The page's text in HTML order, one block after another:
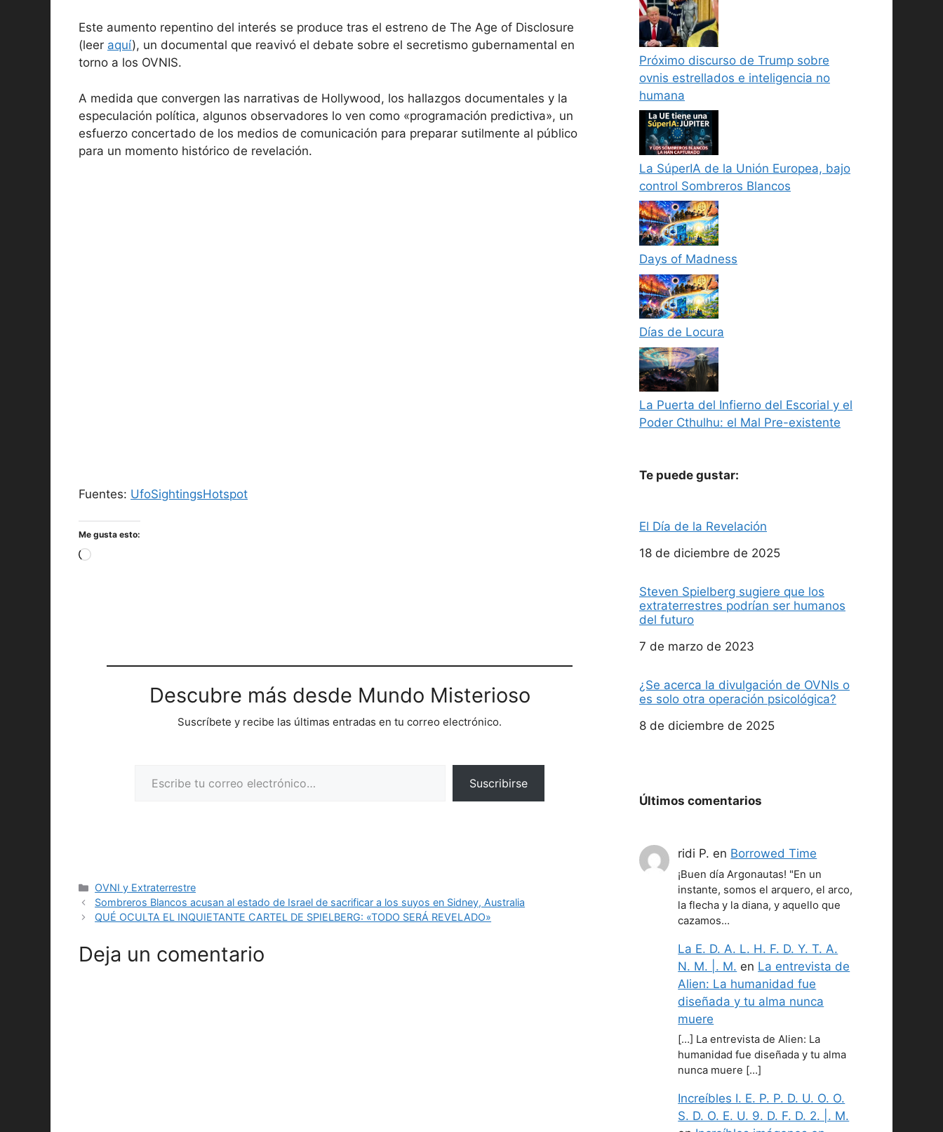
Este aumento repentino del interés se produce tras el estreno de The Age of Disclosure
(leer aquí), un documental que reavivó el debate sobre el secretismo gubernamental en
torno a los OVNIS.
A medida que convergen las narrativas de Hollywood, los hallazgos documentales y la
especulación política, algunos observadores lo ven como «programación predictiva», un
esfuerzo concertado de los medios de comunicación para preparar sutilmente al público
para un momento histórico de revelación.
Fuentes: UfoSightingsHotspot
Me gusta esto:
Cargando...
Descubre más desde Mundo Misterioso
Suscríbete y recibe las últimas entradas en tu correo electrónico.
Suscribirse
Categorías
OVNI y Extraterrestre
Sombreros Blancos acusan al estado de Israel de sacrificar a los suyos en Sidney, Australia
QUÉ OCULTA EL INQUIETANTE CARTEL DE SPIELBERG: «TODO SERÁ REVELADO»
Deja un comentario
Próximo discurso de Trump sobre
ovnis estrellados e inteligencia no
humana
La SúperIA de la Unión Europea, bajo
control Sombreros Blancos
Days of Madness
Días de Locura
La Puerta del Infierno del Escorial y el
Poder Cthulhu: el Mal Pre-existente
Te puede gustar:
El Día de la Revelación
Fecha
18 de diciembre de 2025
Steven Spielberg sugiere que los
extraterrestres podrían ser humanos
del futuro
Fecha
7 de marzo de 2023
¿Se acerca la divulgación de OVNIs o
es solo otra operación psicológica?
Fecha
8 de diciembre de 2025
Últimos comentarios
ridi P. en Borrowed Time
¡Buen día Argonautas! "En un
instante, somos el arquero, el arco,
la flecha y la diana, y aquello que
cazamos…
La E. D. A. L. H. F. D. Y. T. A.
N. M. |. M. en La entrevista de
Alien: La humanidad fue
diseñada y tu alma nunca
muere
[…] La entrevista de Alien: La
humanidad fue diseñada y tu alma
nunca muere […]
Increíbles I. E. P. P. D. U. O. O.
S. D. O. E. U. 9. D. F. D. 2. |. M.